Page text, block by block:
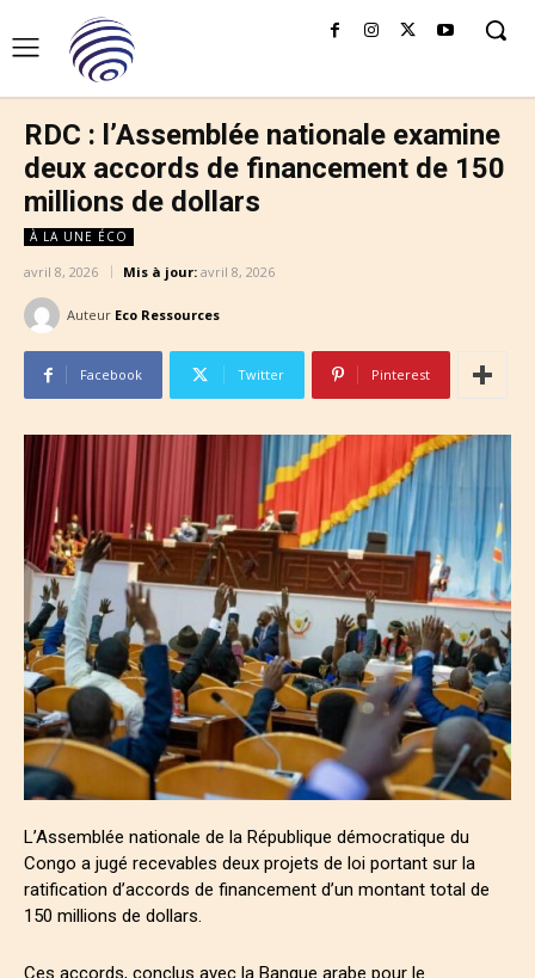
RDC : l’Assemblée nationale examine
deux accords de financement de 150
millions de dollars
À LA UNE ÉCO
avril 8, 2026 Mis à jour: avril 8, 2026
Auteur Eco Ressources
Facebook Twitter Pinterest
L’Assemblée nationale de la République démocratique du
Congo a jugé recevables deux projets de loi portant sur la
ratification d’accords de financement d’un montant total de
150 millions de dollars.
Ces accords, conclus avec la Banque arabe pour le